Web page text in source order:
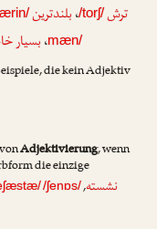
ترش/torʃ/،بلندترین
mæn/،بسیار
die kein Adjektiv
Adjektivierung, wenn
die einzige
نشسته,
/ʃenɒs/